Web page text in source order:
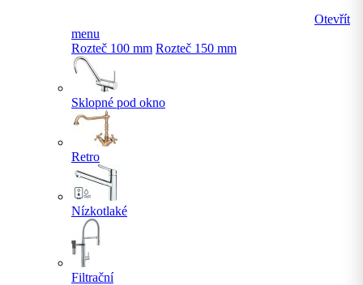
Otevřít
menu
Rozteč 100 mm Rozteč 150 mm
Sklopné pod okno
Retro
Nízkotlaké
Filtrační